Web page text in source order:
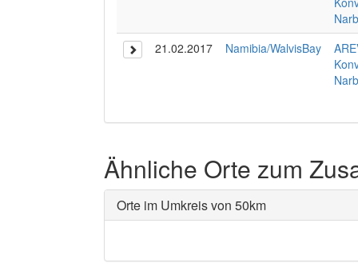
21.02.2017
Namibia/WalvisBay
Ähnliche Orte zum
Orte im Umkreis von 50km